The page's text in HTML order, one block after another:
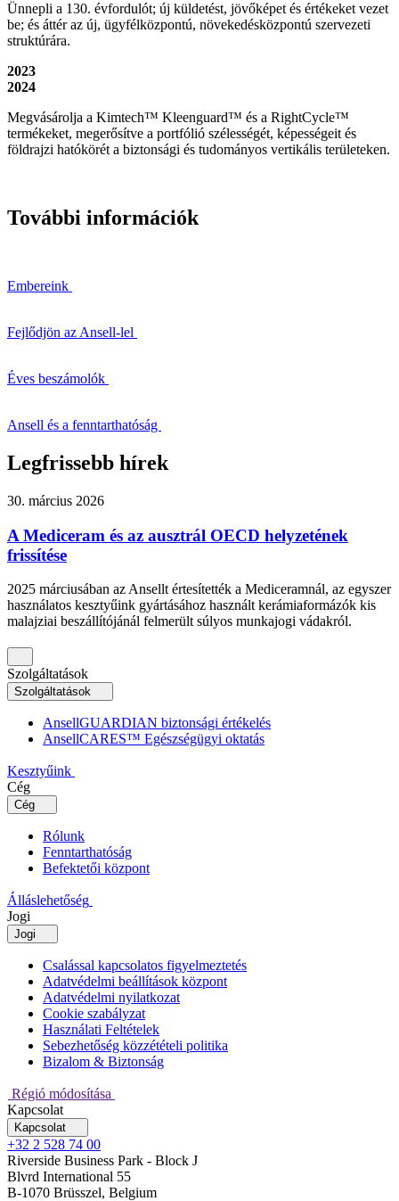
Ünnepli a 130. évfordulót; új küldetést, jövőképet és értékeket vezet
be; és áttér az új, ügyfélközpontú, növekedésközpontú szervezeti
struktúrára.
2023
2024
Megvásárolja a Kimtech™ Kleenguard™ és a RightCycle™
termékeket, megerősítve a portfólió szélességét, képességeit és
földrajzi hatókörét a biztonsági és tudományos vertikális területeken.
További információk
Embereink
Fejlődjön az Ansell-lel
Éves beszámolók
Ansell és a fenntarthatóság
Legfrissebb hírek
30. március 2026
A Mediceram és az ausztrál OECD helyzetének
frissítése
2025 márciusában az Ansellt értesítették a Mediceramnál, az egyszer
használatos kesztyűink gyártásához használt kerámiaformázók kis
malajziai beszállítójánál felmerült súlyos munkajogi vádakról.
Szolgáltatások
Szolgáltatások
AnsellGUARDIAN biztonsági értékelés
AnsellCARES™ Egészségügyi oktatás
Kesztyűink
Cég
Cég
Rólunk
Fenntarthatóság
Befektetői központ
Álláslehetőség
Jogi
Jogi
Csalással kapcsolatos figyelmeztetés
Adatvédelmi beállítások központ
Adatvédelmi nyilatkozat
Cookie szabályzat
Használati Feltételek
Sebezhetőség közzétételi politika
Bizalom & Biztonság
Régió módosítása
Kapcsolat
Kapcsolat
+32 2 528 74 00
Riverside Business Park - Block J
Blvrd International 55
B-1070 Brüsszel, Belgium